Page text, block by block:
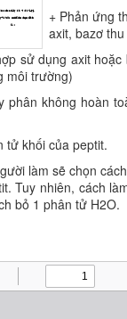
+ Phản ứng
axit, bazơ
sử dụng axit
môi trường)
phân không hoàn
tử khối của peptit.
làm sẽ chọn
Tuy nhiên, cách
bỏ 1 phân tử H2O.